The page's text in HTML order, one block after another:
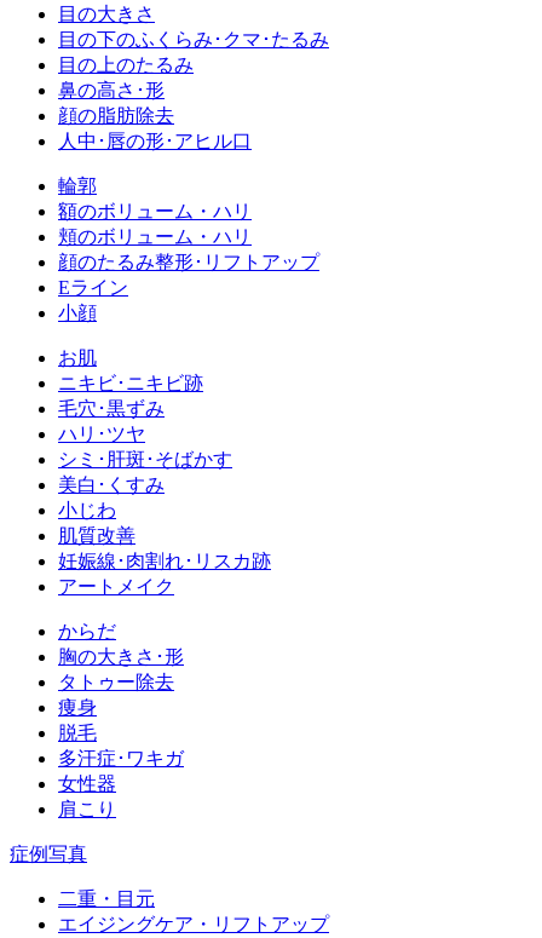
目の大きさ
目の下のふくらみ･クマ･たるみ
目の上のたるみ
鼻の高さ･形
顔の脂肪除去
人中･唇の形･アヒル口
輪郭
額のボリューム・ハリ
頬のボリューム・ハリ
顔のたるみ整形･リフトアップ
Eライン
小顔
お肌
ニキビ･ニキビ跡
毛穴･黒ずみ
ハリ･ツヤ
シミ･肝斑･そばかす
美白･くすみ
小じわ
肌質改善
妊娠線･肉割れ･リスカ跡
アートメイク
からだ
胸の大きさ･形
タトゥー除去
痩身
脱毛
多汗症･ワキガ
女性器
肩こり
症例写真
二重・目元
エイジングケア・リフトアップ